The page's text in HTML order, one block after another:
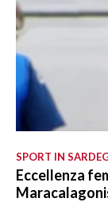
SPORT IN
Eccellenza